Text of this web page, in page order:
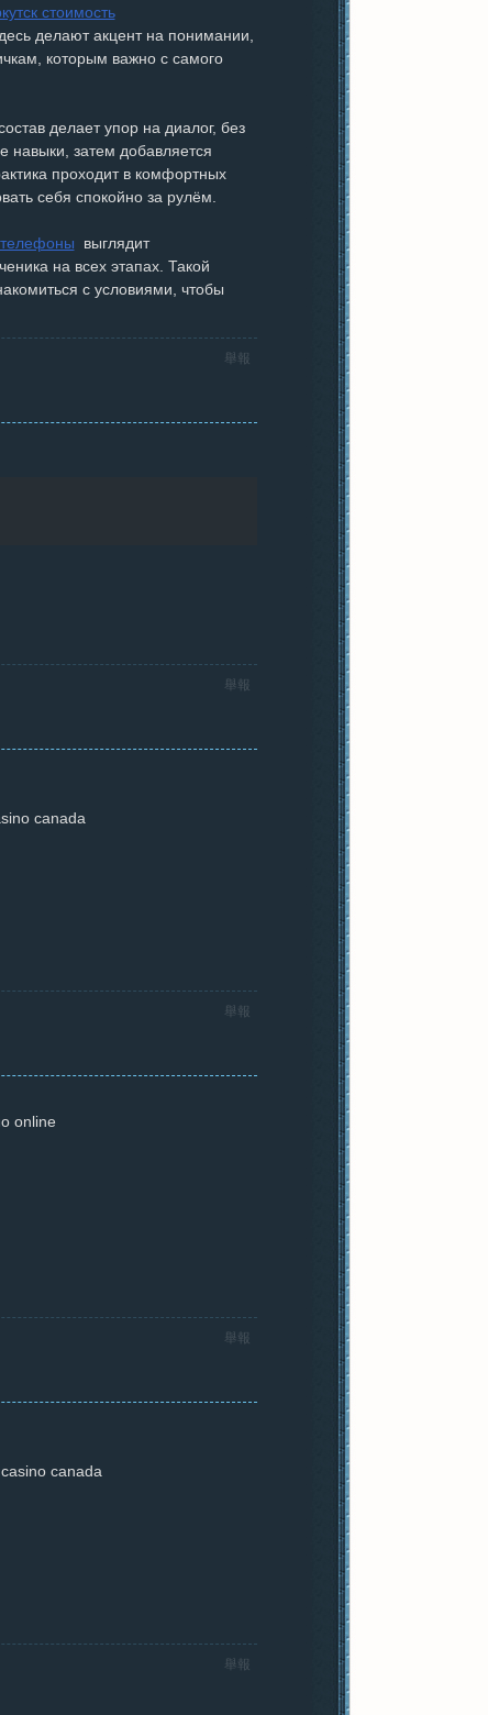
стоимость
делают акцент на понимании,
которым важно с самого
делает упор на диалог, без
навыки, затем добавляется
проходит в комфортных
себя спокойно за рулём.
телефоны выглядит
на всех этапах. Такой
с условиями, чтобы
舉報
舉報
canada
舉報
online
舉報
canada
舉報